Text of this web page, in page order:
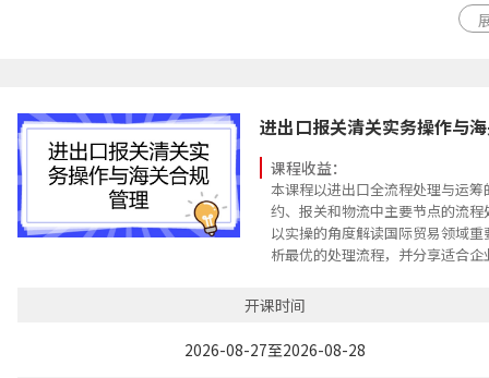
进出口报关清关实务操作与
课程收益：
本课程以进出口全流程处理与运
约、报关和物流中主要节点的流
以实操的角度解读国际贸易领域
析最优的处理流程，并分享适合
升其识别风险与处置风险的能力
开课时间
2026-08-27至2026-08-28